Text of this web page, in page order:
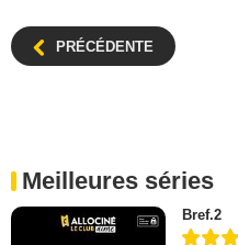
PRÉCÉDENTE
Meilleures séries
Bref.2